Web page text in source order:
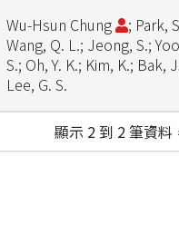
Wu-Hsun Chung
; Park,
Wang, Q. L.; Jeong, S.;
S.; Oh, Y. K.; Kim, K.; Bak,
Lee, G. S.
顯示 2 到 2 筆資料